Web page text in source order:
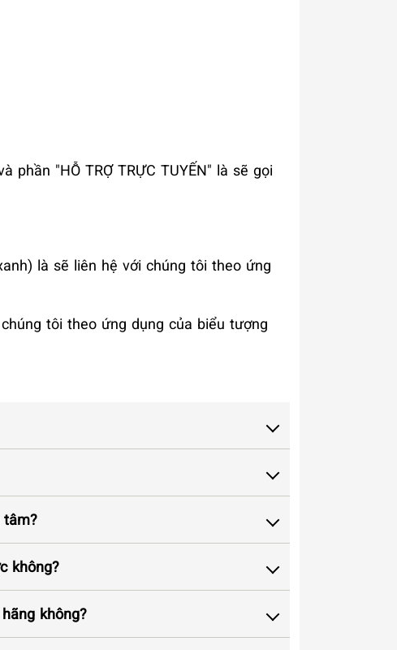
phần "HỖ TRỢ TRỰC TUYẾN" là sẽ gọi
là sẽ liên hệ với chúng tôi theo ứng
tôi theo ứng dụng của biểu tượng
tâm?
không?
không?